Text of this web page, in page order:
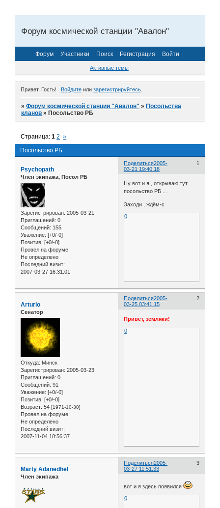
Форум космической станции "Авалон"
Форум Участники Поиск Регистрация Войти
Активные темы
Привет, Гость! Войдитеили зарегистрируйтесь.
»Форум космической станции "Авалон" »Посольства
кланов »Посольство РБ
Посольство РБ
Страница:1 2 »
Поделиться 1
2005-
03-21 19:40:18
Psychopath
Член экипажа, Посол РБ
Зарегистрирован: 2005-03-21
Приглашений: 0
Сообщений: 155
Уважение: [+0/-0]
Позитив: [+0/-0]
Провел на форуме:
Не определено
Последний визит:
2007-03-27 16:31:01
Ну вот и я , открываю тут
посольство РБ ...
Заходи , ждём-с
0
Поделиться 2
2005-
03-25 03:41:15
Arturio
Сенатор
Откуда: Минск
Зарегистрирован: 2005-03-23
Приглашений: 0
Сообщений: 91
Уважение: [+0/-0]
Позитив: [+0/-0]
Возраст: 54 [1971-10-30]
Провел на форуме:
Не определено
Последний визит:
2007-11-04 18:56:37
Привет, земляки!
0
Поделиться 3
2005-
03-27 11:51:33
Marty Adanedhel
Член экипажа
вот и я здесь появился
0